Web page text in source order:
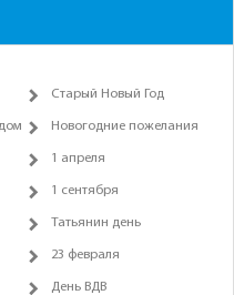
Старый Новый Год
Новогодние пожелания
1 апреля
1 сентября
Татьянин день
23 февраля
День ВДВ